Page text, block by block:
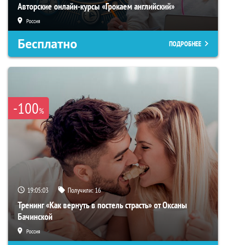
Авторские онлайн-курсы «Грокаем английский»
Россия
Бесплатно ПОДРОБНЕЕ
-100%
19:05:02 Получили:16
Тренинг «Как вернуть в постель страсть» от Оксаны
Бачинской
Россия